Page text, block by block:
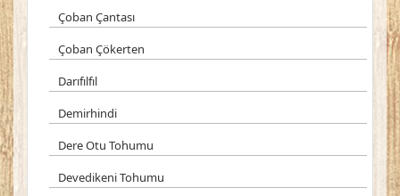
Çoban Çantası
Çoban Çökerten
Darıfılfıl
Demirhindi
Dere Otu Tohumu
Devedikeni Tohumu